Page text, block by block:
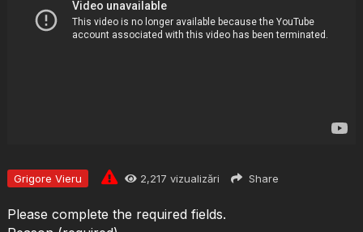
Grigore Vieru 2,217 vizualizări Share
Please complete the required fields.